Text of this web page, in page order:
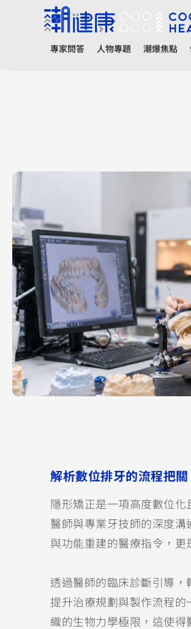
專家問答 人物專題 潮爆焦點
解析數位排牙的流程把
隱形矯正是一項高度數位
醫師與專業牙技師的深度
與功能重建的醫療指令，更
透過醫師的臨床診斷引導
提升治療規劃與製作流程
織的生物力學極限，這使得